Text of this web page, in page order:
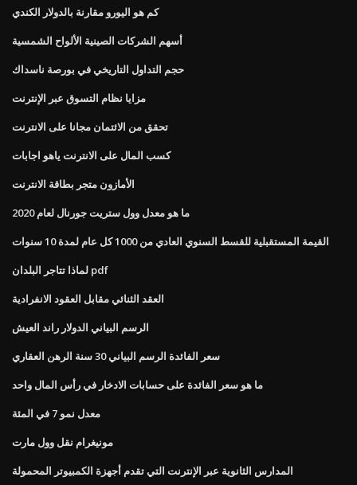
كم هو اليورو مقارنة بالدولار الكندي
أسهم الشركات الصينية الألواح الشمسية
حجم التداول التاريخي في بورصة ناسداك
مزايا نظام التسوق عبر الإنترنت
تحقق من الائتمان مجانا على الانترنت
كسب المال على الانترنت ياهو اجابات
الأمازون متجر بطاقة الانترنت
ما هو معدل وول ستريت جورنال لعام 2020
القيمة المستقبلية للقسط السنوي العادي من 1000 كل عام لمدة 10 سنوات
لماذا تتاجر البلدان pdf
العقد الثنائي مقابل العقود الانفرادية
الرسم البياني الدولار راند العيش
سعر الفائدة الرسم البياني 30 سنة الرهن العقاري
ما هو سعر الفائدة على حسابات الادخار في رأس المال واحد
معدل نمو 7 في المئة
مونيغرام نقل وول مارت
المدارس الثانوية عبر الإنترنت التي تقدم أجهزة الكمبيوتر المحمولة